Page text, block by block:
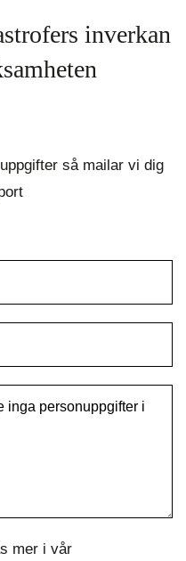
inverkan
så mailar vi dig
mer i vår